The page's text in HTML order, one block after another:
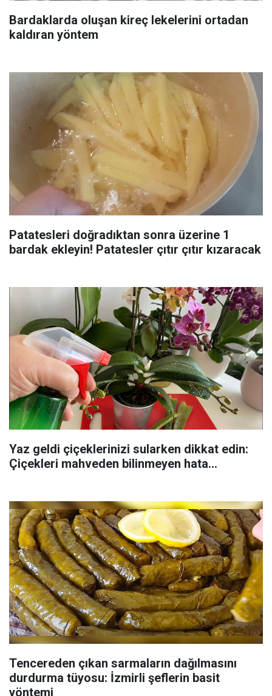
Bardaklarda oluşan kireç lekelerini ortadan
kaldıran yöntem
Patatesleri doğradıktan sonra üzerine 1
bardak ekleyin! Patatesler çıtır çıtır kızaracak
Yaz geldi çiçeklerinizi sularken dikkat edin:
Çiçekleri mahveden bilinmeyen hata...
Tencereden çıkan sarmaların dağılmasını
durdurma tüyosu: İzmirli şeflerin basit
yöntemi